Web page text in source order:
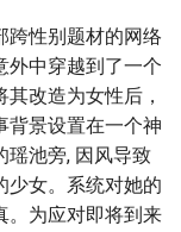
跨性别题材的网络
外中穿越到了一个
改造为女性后，
背景设置在一个神
瑶池旁, 因风导致
少女。系统对她的
。为应对即将到来